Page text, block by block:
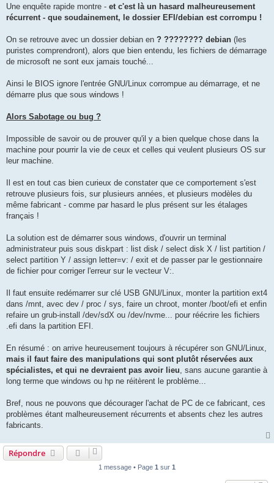
Une enquête rapide montre - et c'est là un hasard malheureusement
récurrent - que soudainement, le dossier EFI/debian est corrompu !
On se retrouve avec un dossier debian en ? ???????? debian (les
puristes comprendront), alors que bien entendu, les fichiers de démarrage
de microsoft ne sont eux jamais touché...
Ainsi le BIOS ignore l'entrée GNU/Linux corrompue au démarrage, et ne
démarre plus que sous windows !
Alors Sabotage ou bug ?
Impossible de savoir ou de prouver qu'il y a bien quelque chose dans la
machine pour pourrir la vie de ceux et celles qui veulent plusieurs OS sur
leur machine.
Il est en tout cas bien curieux de constater que ce comportement s'est
retrouve plusieurs fois, sur plusieurs années, et plusieurs modèles du
même fabricant - comme par hasard le plus présent sur les étalages
français !
La solution est de démarrer sous windows, d'ouvrir un terminal
administrateur puis sous diskpart : list disk / select disk X / list partition /
select partition Y / assign letter=v: / exit et de passer par le gestionnaire
de fichier pour corriger l'erreur sur le vecteur V:.
Il faut ensuite redémarrer sur clé USB GNU/Linux, monter la partition ext4
dans /mnt, avec dev / proc / sys, faire un chroot, monter /boot/efi et enfin
refaire un grub-install /dev/sdX ou /dev/nvme... pour réécrire les fichiers
.efi dans la partition EFI.
En résumé : on arrive heureusement toujours à récupérer son GNU/Linux,
mais il faut faire des manipulations qui sont plutôt réservées aux
spécialistes, et qui ne devraient pas avoir lieu, sans aucune garantie à
long terme que windows ou hp ne réitèrent le problème...
Bref, nous ne pouvons que décourager l'achat de PC de ce fabricant, ces
problèmes étant malheureusement récurrents et absents chez les autres
fabricants.
Répondre
1 message • Page 1 sur 1